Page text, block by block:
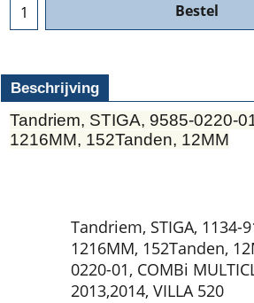
Bestel
Beschrijving
Tandriem, STIGA, 9585-0220-
1216MM, 152Tanden, 12MM
Tandriem, STIGA, 1134-
1216MM, 152Tanden,
0220-01, COMBi
2013,2014, VILLA 520